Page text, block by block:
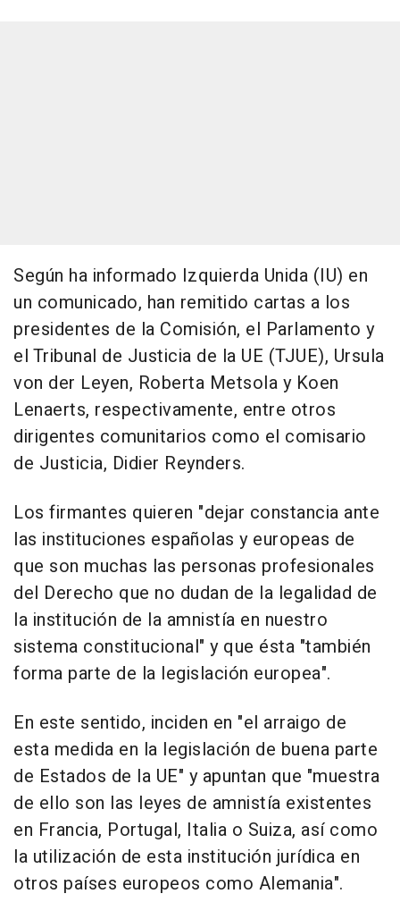
Según ha informado Izquierda Unida (IU) en
un comunicado, han remitido cartas a los
presidentes de la Comisión, el Parlamento y
el Tribunal de Justicia de la UE (TJUE), Ursula
von der Leyen, Roberta Metsola y Koen
Lenaerts, respectivamente, entre otros
dirigentes comunitarios como el comisario
de Justicia, Didier Reynders.
Los firmantes quieren "dejar constancia ante
las instituciones españolas y europeas de
que son muchas las personas profesionales
del Derecho que no dudan de la legalidad de
la institución de la amnistía en nuestro
sistema constitucional" y que ésta "también
forma parte de la legislación europea".
En este sentido, inciden en "el arraigo de
esta medida en la legislación de buena parte
de Estados de la UE" y apuntan que "muestra
de ello son las leyes de amnistía existentes
en Francia, Portugal, Italia o Suiza, así como
la utilización de esta institución jurídica en
otros países europeos como Alemania".